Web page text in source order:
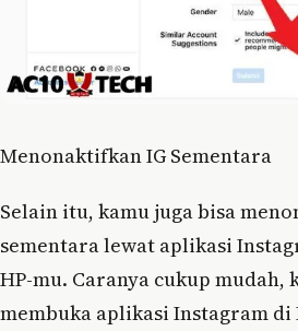
Menonaktifkan IG Sementara
Selain itu, kamu juga bisa
sementara lewat aplikasi
HP-mu. Caranya cukup mudah,
membuka aplikasi Instagram di